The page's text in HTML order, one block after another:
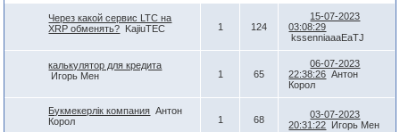
Через какой сервис LTC на
XRP обменять?
KajiuTEC 1 124
15-07-2023
03:08:29
kssenniaaaEaTJ
калькулятор для кредита
Игорь Мен
1 65
06-07-2023
22:38:26 Антон
Корол
Букмекерлік компания Антон
Корол
1 68
03-07-2023
20:31:22 Игорь Мен